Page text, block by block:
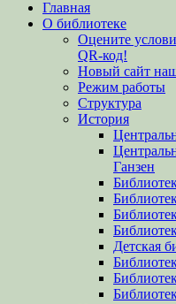
вверх
Главная
О библиотеке
Оцените
QR-код!
Новый сайт
Режим работы
Структура
История
Ганзен
Детская